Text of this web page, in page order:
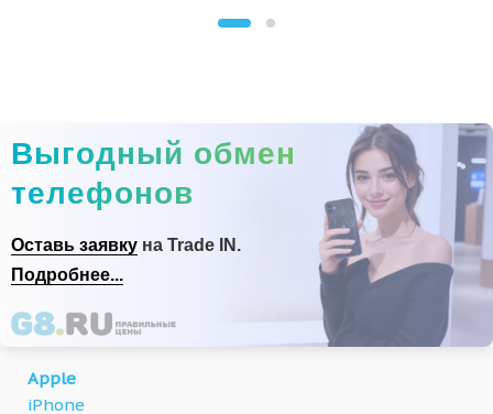
Выгодный обмен
телефонов
Оставь заявку на Trade IN.
Подробнее...
Apple
iPhone